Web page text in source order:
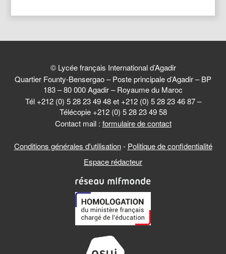
© Lycée français International d’Agadir
Quartier Founty-Bensergao – Poste principale d’Agadir – BP
183 – 80 000 Agadir – Royaume du Maroc
Tél +212 (0) 5 28 23 49 48 et +212 (0) 5 28 23 46 87 –
Télécopie +212 (0) 5 28 23 49 58
Contact mail : formulaire de contact
Conditions générales d'utilisation- Politique de confidentialité
Espace rédacteur